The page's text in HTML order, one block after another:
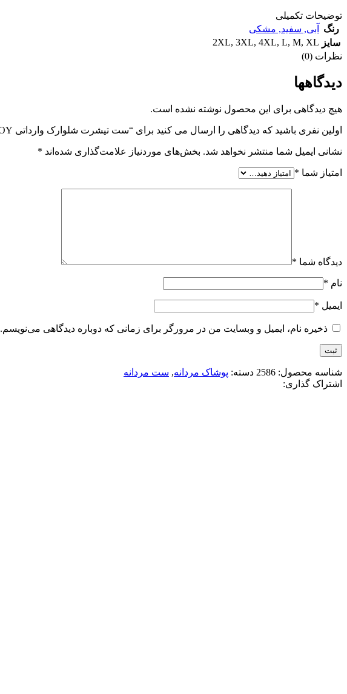
توضیحات تکمیلی
رنگ
آبی, سفید, مشکی
سایز
2XL, 3XL, 4XL, L, M, XL
نظرات (0)
دیدگاهها
هیچ دیدگاهی برای این محصول نوشته نشده است.
اولین نفری باشید که دیدگاهی را ارسال می کنید برای “ست تیشرت شلوارک وارداتی LETS ENJOY”
نشانی ایمیل شما منتشر نخواهد شد. بخش‌های موردنیاز علامت‌گذاری شده‌اند *
امتیاز شما *
دیدگاه شما *
نام *
ایمیل *
ذخیره نام، ایمیل و وبسایت من در مرورگر برای زمانی که دوباره دیدگاهی می‌نویسم.
شناسه محصول: 2586 دسته: پوشاک مردانه, ست مردانه
اشتراک گذاری: